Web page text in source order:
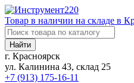
Товар в наличии на складе в
Найти
г. Красноярск
ул. Калинина 43, склад 25
+7 (913) 175-16-11